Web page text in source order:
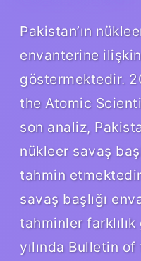
Pakistan’ın
envanterine
göstermektedir.
the Atomic
son analiz,
nükleer savaş
tahmin
savaş başlığı
tahminler
yılında Bulletin